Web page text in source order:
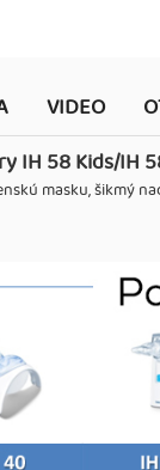
VIDEO
IH 58 Kids/IH
masku, šikmý